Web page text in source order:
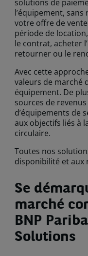
solutions de
l’équipement,
votre offre de
période de
le contrat, acheter
retourner ou le
Avec cette
valeurs de marché
équipement. De
sources de
d’équipements de
aux objectifs liés à
circulaire.
Toutes nos
disponibilité et aux
Se
marché
BNP
Solutions